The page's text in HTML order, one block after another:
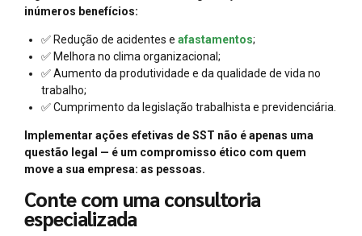
inúmeros benefícios:
✅ Redução de acidentes e afastamentos;
✅ Melhora no clima organizacional;
✅ Aumento da produtividade e da qualidade de vida no
trabalho;
✅ Cumprimento da legislação trabalhista e previdenciária.
Implementar ações efetivas de SST não é apenas uma
questão legal — é um compromisso ético com quem
move a sua empresa: as pessoas.
Conte com uma consultoria
especializada